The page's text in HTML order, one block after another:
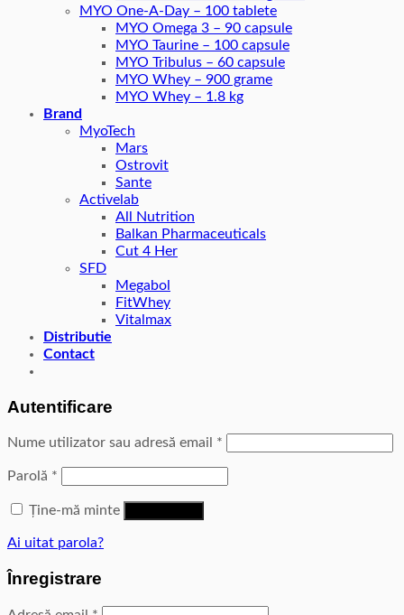
MYO One-A-Day – 100 tablete
MYO Omega 3 – 90 capsule
MYO Taurine – 100 capsule
MYO Tribulus – 60 capsule
MYO Whey – 900 grame
MYO Whey – 1.8 kg
Brand
MyoTech
Mars
Ostrovit
Sante
Activelab
All Nutrition
Balkan Pharmaceuticals
Cut 4 Her
SFD
Megabol
FitWhey
Vitalmax
Distributie
Contact
Autentificare
Nume utilizator sau adresă email *
Parolă *
Ține-mă minte
Ai uitat parola?
Înregistrare